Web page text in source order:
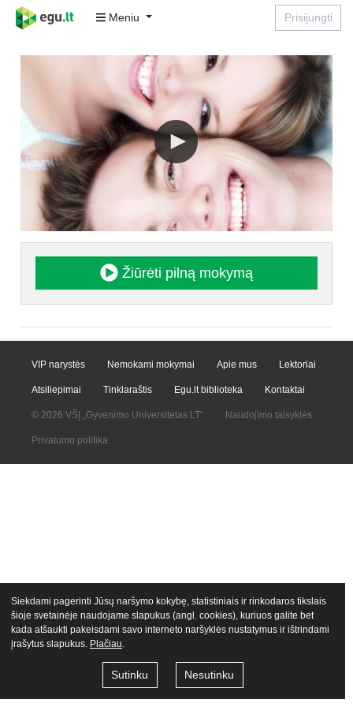
Meniu Prisijungti
Žiūrėti pilną mokymą
VIP narystės Nemokami mokymai Apie mus Lektoriai
Atsiliepimai Tinklaraštis Egu.lt biblioteka Kontaktai
© 2026 VŠĮ „Gyvenimo Universitetas LT“ Naudojimo taisyklės
Privatumo politika
Siekdami pagerinti Jūsų naršymo kokybę, statistiniais ir rinkodaros tikslais
šioje svetainėje naudojame slapukus (angl. cookies), kuriuos galite bet
kada atšaukti pakeisdami savo interneto naršyklės nustatymus ir ištrindami
įrašytus slapukus. Plačiau
Sutinku Nesutinku